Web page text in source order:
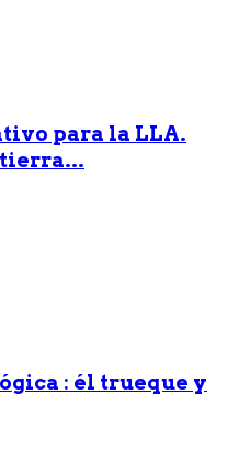
para la LLA.
tierra...
: él trueque y